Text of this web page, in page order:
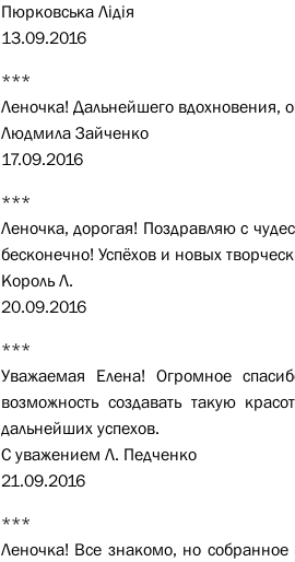
Пюрковська Лідія
13.09.2016
***
Леночка! Дальнейшего вдохновения,
Людмила Зайченко
17.09.2016
***
Леночка, дорогая! Поздравляю с
бесконечно! Успёхов и новых
Король Л.
20.09.2016
***
Уважаемая Елена! Огромное
возможность создавать такую
дальнейших успехов.
С уважением Л. Педченко
21.09.2016
***
Леночка! Все знакомо, но собранное